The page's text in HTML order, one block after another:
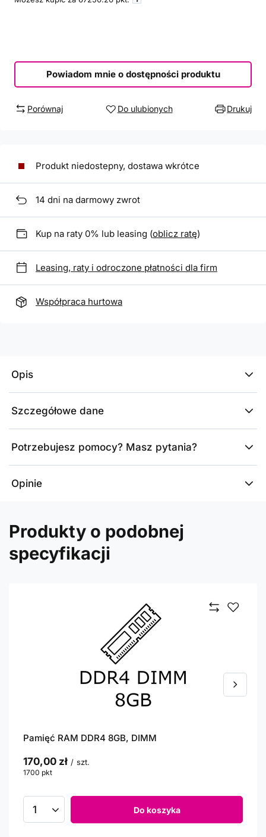
Powiadom mnie o dostępności produktu
Porównaj Do ulubionych Drukuj
Produkt niedostepny, dostawa wkrótce
14 dni na darmowy zwrot
Kup na raty 0% lub leasing (oblicz ratę)
Leasing, raty i odroczone płatności dla firm
Współpraca hurtowa
Opis
Szczegółowe dane
Potrzebujesz pomocy? Masz pytania?
Opinie
Produkty o podobnej
specyfikacji
Pamięć RAM DDR4 8GB, DIMM
170,00 zł / szt.
1700 pkt
Do koszyka